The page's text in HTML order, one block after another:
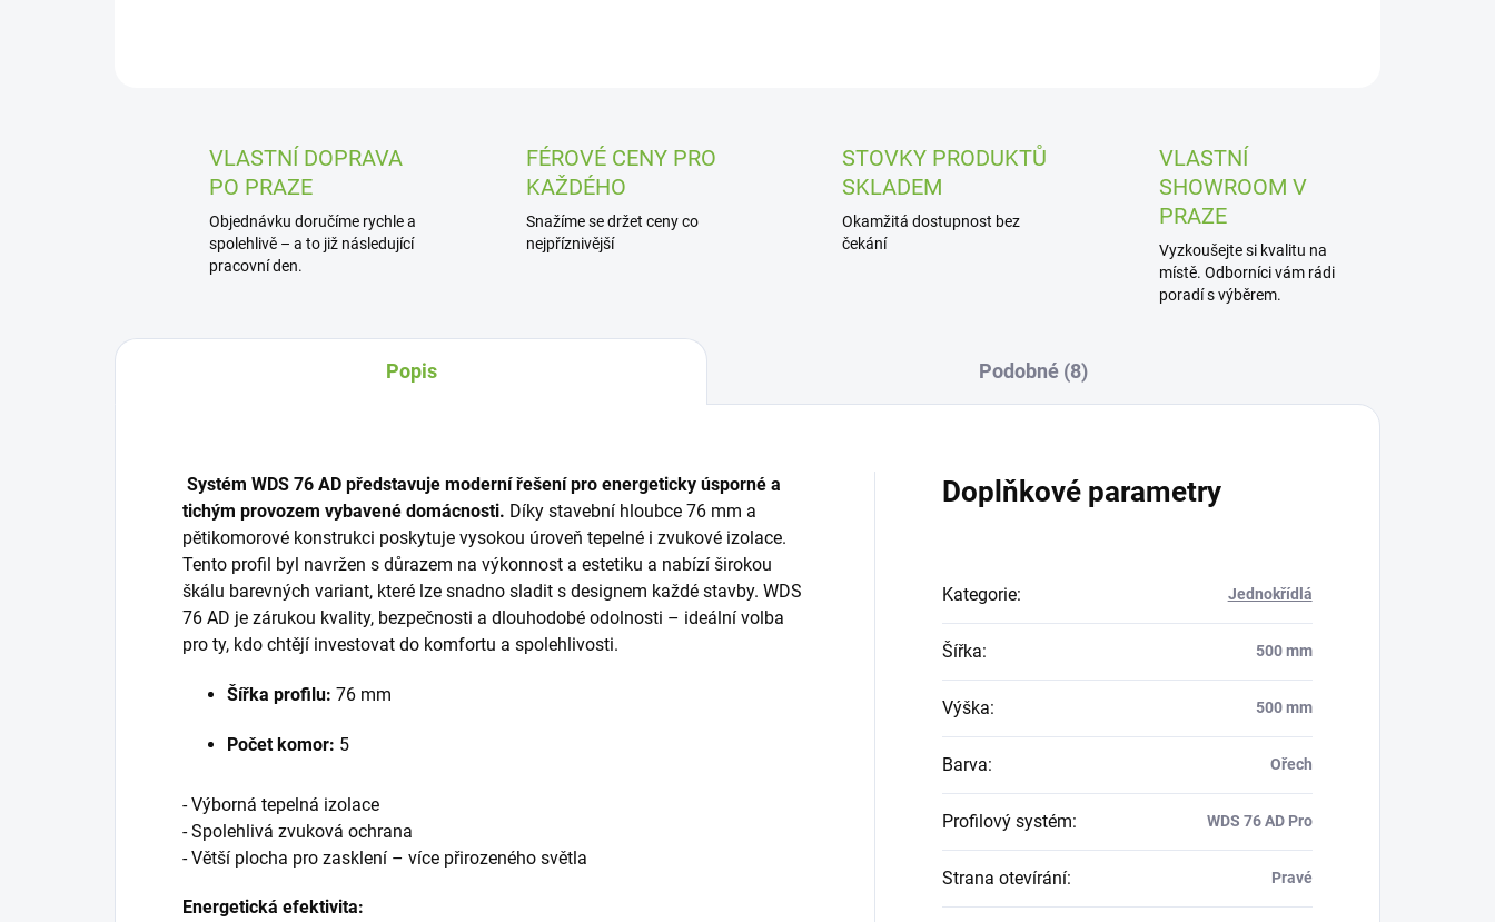
VLASTNÍ DOPRAVA
PO PRAZE
Objednávku doručíme rychle a
spolehlivě – a to již následující
pracovní den.
FÉROVÉ CENY PRO
KAŽDÉHO
Snažíme se držet ceny co
nejpříznivější
STOVKY PRODUKTŮ
SKLADEM
Okamžitá dostupnost bez
čekání
VLASTNÍ
SHOWROOM V
PRAZE
Vyzkoušejte si kvalitu na
místě. Odborníci vám rádi
poradí s výběrem.
Popis Podobné (8)
Systém WDS 76 AD představuje moderní řešení pro energeticky úsporné a
tichým provozem vybavené domácnosti. Díky stavební hloubce 76 mm a
pětikomorové konstrukci poskytuje vysokou úroveň tepelné i zvukové izolace.
Tento profil byl navržen s důrazem na výkonnost a estetiku a nabízí širokou
škálu barevných variant, které lze snadno sladit s designem každé stavby. WDS
76 AD je zárukou kvality, bezpečnosti a dlouhodobé odolnosti – ideální volba
pro ty, kdo chtějí investovat do komfortu a spolehlivosti.
Šířka profilu: 76 mm
Počet komor: 5
- Výborná tepelná izolace
- Spolehlivá zvuková ochrana
- Větší plocha pro zasklení – více přirozeného světla
Energetická efektivita:
Doplňkové parametry
Kategorie: Jednokřídlá
Šířka: 500 mm
Výška: 500 mm
Barva: Ořech
Profilový systém: WDS 76 AD Pro
Strana otevírání: Pravé